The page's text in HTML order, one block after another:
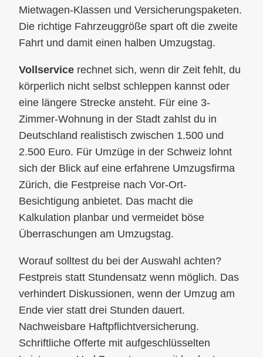
Mietwagen-Klassen und Versicherungspaketen.
Die richtige Fahrzeuggröße spart oft die zweite
Fahrt und damit einen halben Umzugstag.
Vollservice rechnet sich, wenn dir Zeit fehlt, du
körperlich nicht selbst schleppen kannst oder
eine längere Strecke ansteht. Für eine 3-
Zimmer-Wohnung in der Stadt zahlst du in
Deutschland realistisch zwischen 1.500 und
2.500 Euro. Für Umzüge in der Schweiz lohnt
sich der Blick auf eine erfahrene Umzugsfirma
Zürich, die Festpreise nach Vor-Ort-
Besichtigung anbietet. Das macht die
Kalkulation planbar und vermeidet böse
Überraschungen am Umzugstag.
Worauf solltest du bei der Auswahl achten?
Festpreis statt Stundensatz wenn möglich. Das
verhindert Diskussionen, wenn der Umzug am
Ende vier statt drei Stunden dauert.
Nachweisbare Haftpflichtversicherung.
Schriftliche Offerte mit aufgeschlüsselten